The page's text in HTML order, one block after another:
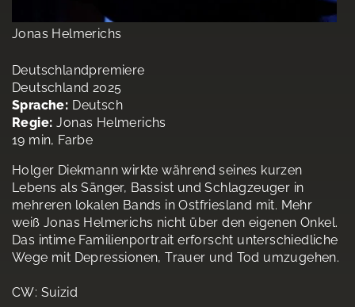
Jonas Helmerichs
Deutschlandpremiere
Deutschland 2025
Sprache: Deutsch
Regie: Jonas Helmerichs
19 min, Farbe
Holger Diekmann wirkte während seines kurzen
Lebens als Sänger, Bassist und Schlagzeuger in
mehreren lokalen Bands in Ostfriesland mit. Mehr
weiß Jonas Helmerichs nicht über den eigenen Onkel.
Das intime Familienportrait erforscht unterschiedliche
Wege mit Depressionen, Trauer und Tod umzugehen.
CW: Suizid